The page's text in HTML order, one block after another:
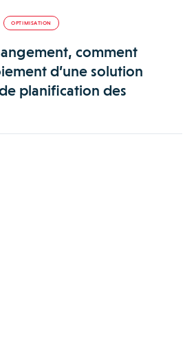
OPTIMISATION
comment
d’une solution
planification des